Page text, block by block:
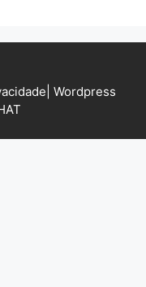
Wordpress